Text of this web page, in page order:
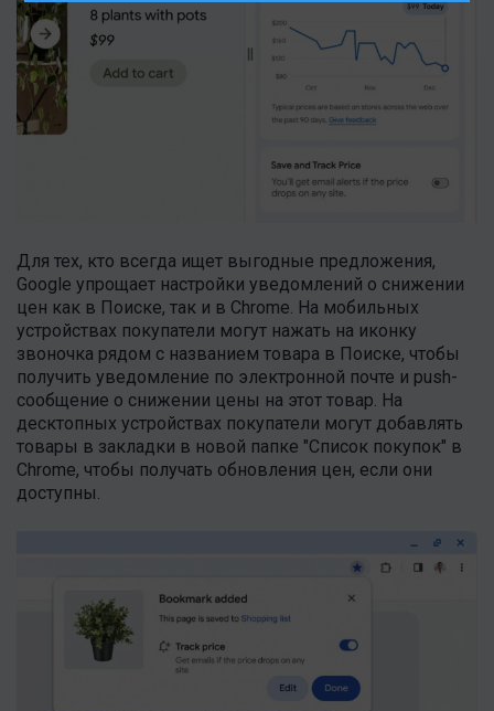
Для тех, кто всегда ищет выгодные предложения,
Google упрощает настройки уведомлений о снижении
цен как в Поиске, так и в Chrome. На мобильных
устройствах покупатели могут нажать на иконку
звоночка рядом с названием товара в Поиске, чтобы
получить уведомление по электронной почте и push-
сообщение о снижении цены на этот товар. На
десктопных устройствах покупатели могут добавлять
товары в закладки в новой папке "Список покупок" в
Chrome, чтобы получать обновления цен, если они
доступны.